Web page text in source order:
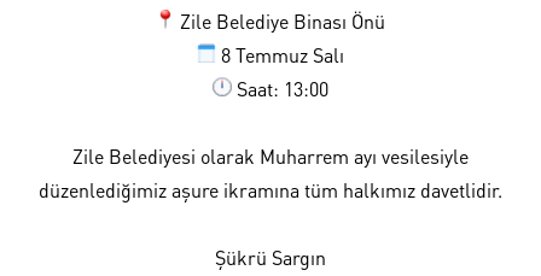
Zile Belediye Binası Önü
8 Temmuz Salı
Saat: 13:00
Zile Belediyesi olarak Muharrem ayı vesilesiyle
düzenlediğimiz aşure ikramına tüm halkımız davetlidir.
Şükrü Sargın